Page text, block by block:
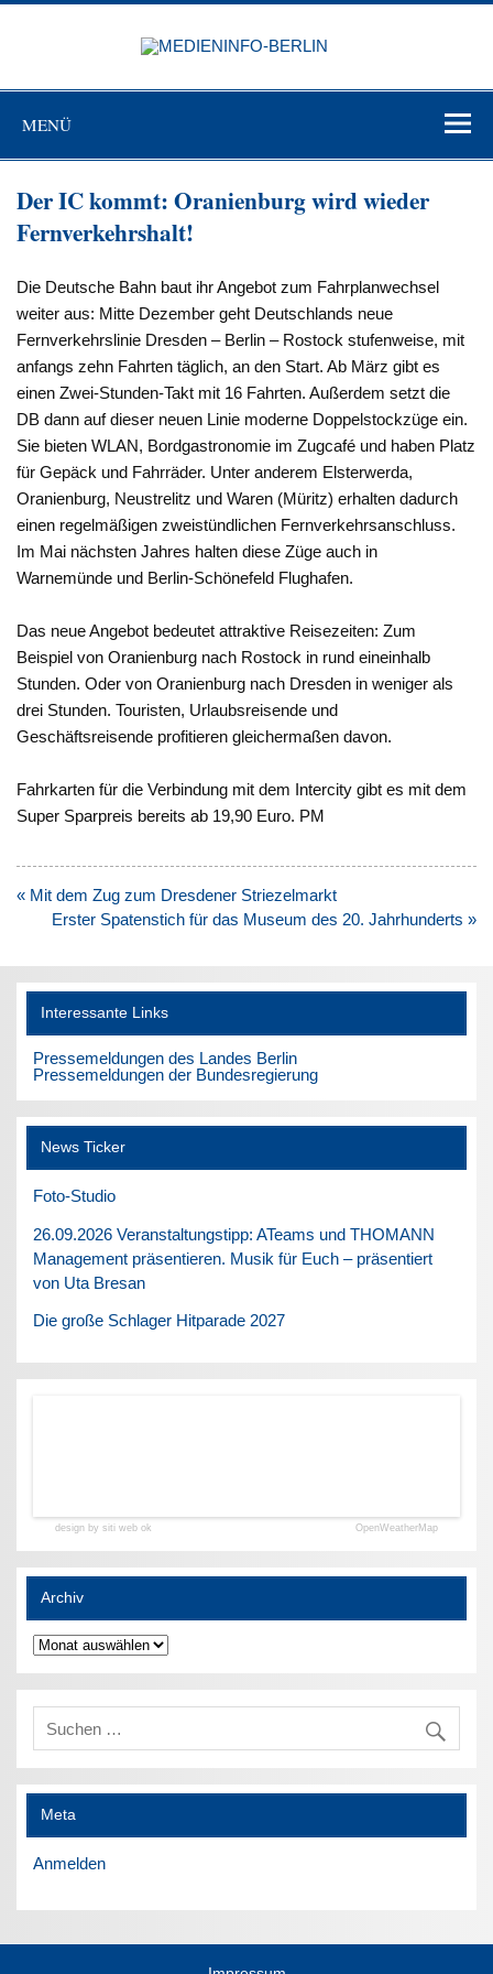
Zum
MENÜ
Der IC kommt: Oranienburg wird wieder
Fernverkehrshalt!
Die Deutsche Bahn baut ihr Angebot zum Fahrplanwechsel
weiter aus: Mitte Dezember geht Deutschlands neue
Fernverkehrslinie Dresden – Berlin – Rostock stufenweise, mit
anfangs zehn Fahrten täglich, an den Start. Ab März gibt es
einen Zwei-Stunden-Takt mit 16 Fahrten. Außerdem setzt die
DB dann auf dieser neuen Linie moderne Doppelstockzüge ein.
Sie bieten WLAN, Bordgastronomie im Zugcafé und haben Platz
für Gepäck und Fahrräder. Unter anderem Elsterwerda,
Oranienburg, Neustrelitz und Waren (Müritz) erhalten dadurch
einen regelmäßigen zweistündlichen Fernverkehrsanschluss.
Im Mai nächsten Jahres halten diese Züge auch in
Warnemünde und Berlin-Schönefeld Flughafen.
Das neue Angebot bedeutet attraktive Reisezeiten: Zum
Beispiel von Oranienburg nach Rostock in rund eineinhalb
Stunden. Oder von Oranienburg nach Dresden in weniger als
drei Stunden. Touristen, Urlaubsreisende und
Geschäftsreisende profitieren gleichermaßen davon.
Fahrkarten für die Verbindung mit dem Intercity gibt es mit dem
Super Sparpreis bereits ab 19,90 Euro. PM
Beitragsnavigation
« Mit dem Zug zum Dresdener Striezelmarkt
Erster Spatenstich für das Museum des 20. Jahrhunderts »
Interessante Links
Pressemeldungen des Landes Berlin
Pressemeldungen der Bundesregierung
News Ticker
Foto-Studio
26.09.2026 Veranstaltungstipp: ATeams und THOMANN
Management präsentieren. Musik für Euch – präsentiert
von Uta Bresan
Die große Schlager Hitparade 2027
design by siti web ok OpenWeatherMap
Archiv
Archiv
Meta
Anmelden